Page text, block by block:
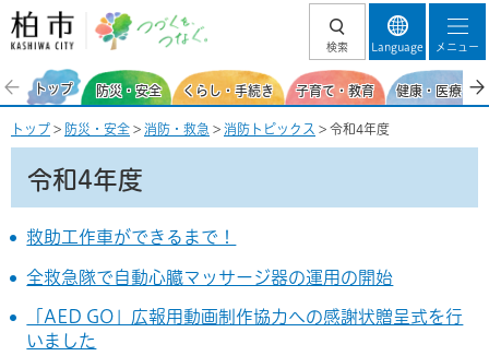
柏市 つづくを、
検索 Language メニュー
トップ 防災・安全 くらし・手続き 子育て・教育 健康・医療・
トップ > 防災・安全 > 消防・救急 > 消防トピックス > 令和4年度
令和4年度
救助工作車ができるまで！
全救急隊で自動心臓マッサージ器の運用の開始
「AED GO」広報用動画制作協力への感謝状贈呈式を行
いました